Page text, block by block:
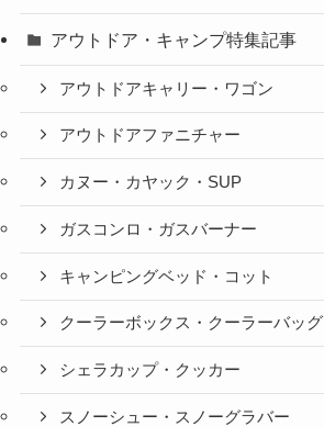
アウトドア・キャンプ特集記事
アウトドアキャリー・ワゴン
アウトドアファニチャー
カヌー・カヤック・SUP
ガスコンロ・ガスバーナー
キャンピングベッド・コット
クーラーボックス・クーラーバッグ
シェラカップ・クッカー
スノーシュー・スノーグラバー